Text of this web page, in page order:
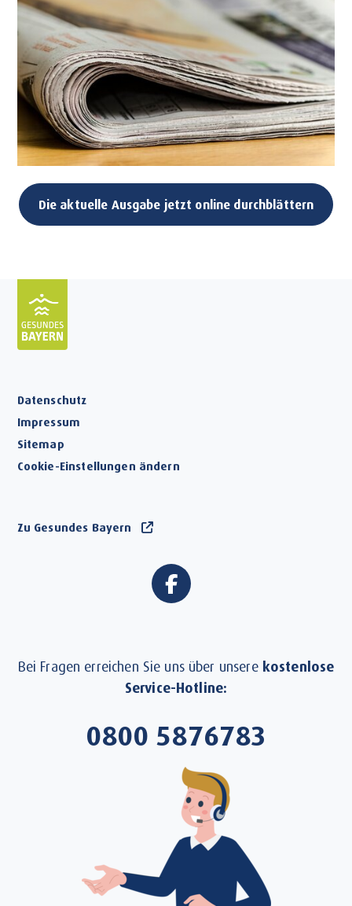
Die aktuelle Ausgabe jetzt online durchblättern
Datenschutz
Impressum
Sitemap
Cookie-Einstellungen ändern
Zu Gesundes Bayern
Bei Fragen erreichen Sie uns über unsere kostenlose
Service-Hotline:
0800 5876783